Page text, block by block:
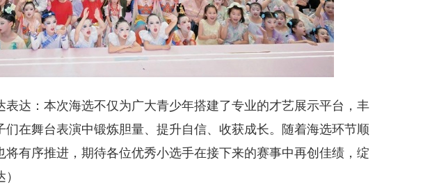
表达：本次海选不仅为广大青少年搭建了专业的才艺展示平台，丰
在舞台表演中锻炼胆量、提升自信、收获成长。随着海选环节顺
有序推进，期待各位优秀小选手在接下来的赛事中再创佳绩，绽